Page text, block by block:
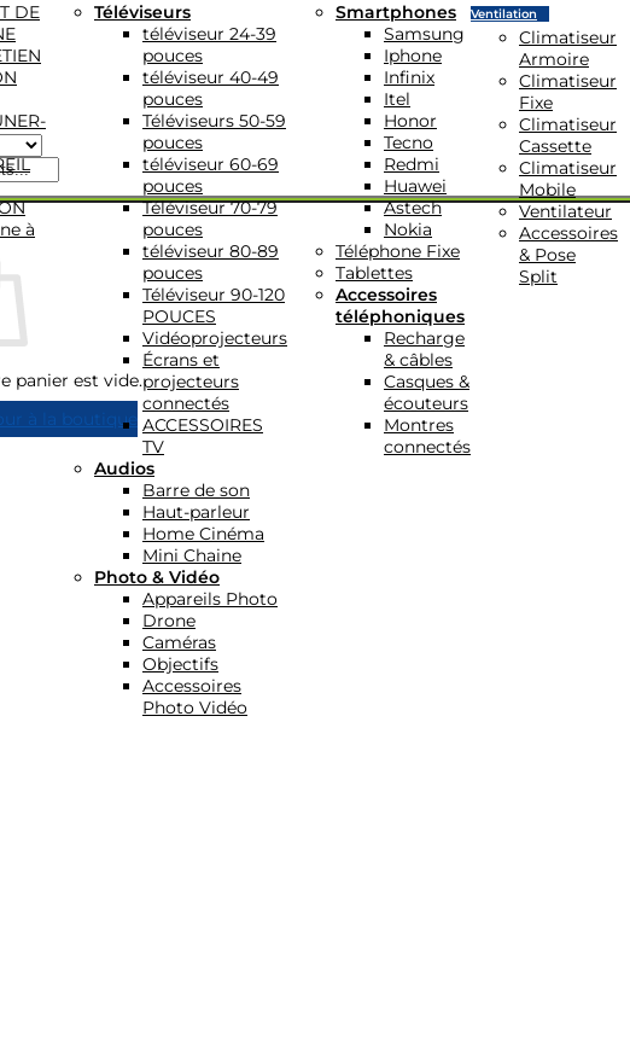
panier est vide.
à la boutique
DE
à
Téléviseurs
téléviseur 24-39
pouces
téléviseur 40-49
pouces
Téléviseurs 50-59
pouces
téléviseur 60-69
pouces
Téléviseur 70-79
pouces
téléviseur 80-89
pouces
Téléviseur 90-120
POUCES
Vidéoprojecteurs
Écrans et
projecteurs
connectés
ACCESSOIRES
TV
Audios
Barre de son
Haut-parleur
Home Cinéma
Mini Chaine
Photo & Vidéo
Appareils Photo
Drone
Caméras
Objectifs
Accessoires
Photo Vidéo
Smartphones
Samsung
Iphone
Infinix
Itel
Honor
Tecno
Redmi
Huawei
Astech
Nokia
Téléphone Fixe
Tablettes
Accessoires
téléphoniques
Recharge
& câbles
Casques &
écouteurs
Montres
connectés
Ventilation
Climatiseur
Armoire
Climatiseur
Fixe
Climatiseur
Cassette
Climatiseur
Mobile
Ventilateur
Accessoires
& Pose
Split